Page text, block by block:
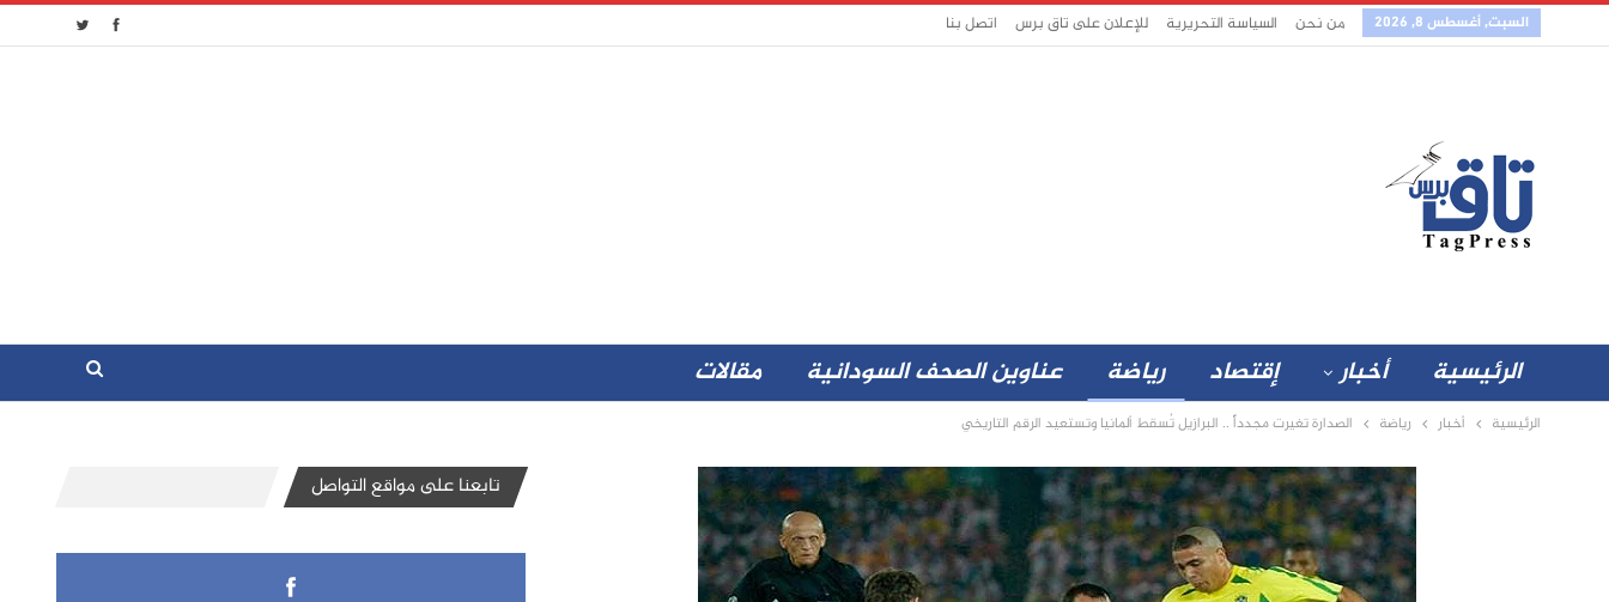
السبت, أغسطس 8, 2026 من نحن السياسة التحريرية للإعلان على تاق برس اتصل بنا
الرئيسية أخبار إقتصاد رياضة عناوين الصحف السودانية مقالات
الرئيسية أخبار رياضة الصدارة تغيرت مجدداً .. البرازيل تُسقط ألمانيا وتستعيد الرقم التاريخي
تابعنا على مواقع التواصل